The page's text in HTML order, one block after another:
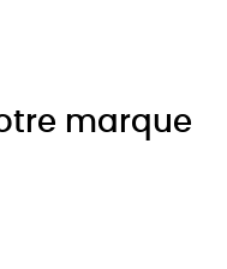
marque